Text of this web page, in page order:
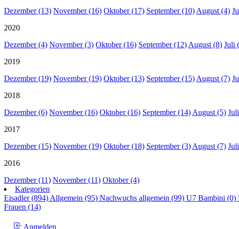
Dezember (13) November (16) Oktober (17) September (10) August (4)
2020
Dezember (4) November (3) Oktober (16) September (12) August (8) Juli
2019
Dezember (19) November (19) Oktober (13) September (15) August (7)
2018
Dezember (6) November (16) Oktober (16) September (14) August (5)
2017
Dezember (15) November (19) Oktober (18) September (3) August (7)
2016
Dezember (11) November (11) Oktober (4)
Kategorien
Eisadler (894) Allgemein (95) Nachwuchs allgemein (99) U7 Bambini (0)
Frauen (14)
Anmelden